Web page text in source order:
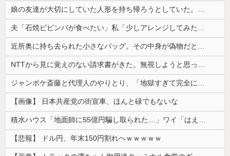
【画像】 日本共産党の街宣車、ほんと碌でもないな
【悲報】 ドル円、年末150円割れへｗｗｗｗｗ